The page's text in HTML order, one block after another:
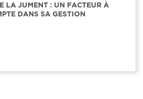
LA JUMENT : UN FACTEUR À
DANS SA GESTION